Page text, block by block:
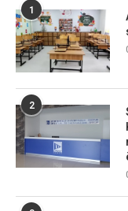
1
2